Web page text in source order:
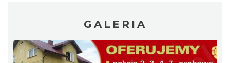
GALERIA